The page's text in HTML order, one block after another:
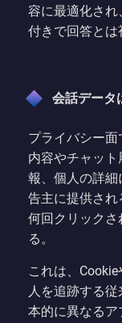
容に最適化さ
付きで回答とは
会話データ
プライバシー
内容やチャッ
報、個人の詳
告主に提供さ
何回クリック
る。
これは、
人を追跡する
本的に異なるア